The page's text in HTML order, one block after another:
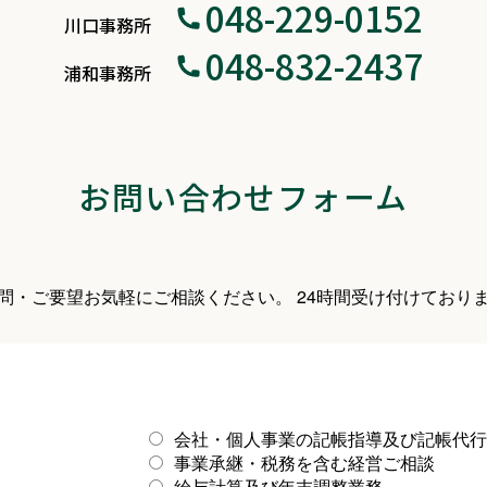
川口事務所 048-229-0152
浦和事務所 048-832-2437
お問い合わせフォーム
・ご要望お気軽にご相談ください。 24時間受け付けており
会社・個人事業の記帳指導及び記帳代行
事業承継・税務を含む経営ご相談